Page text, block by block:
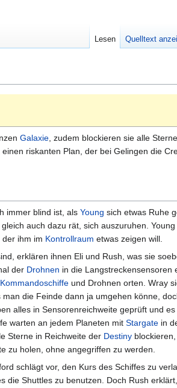
Galaxie, zudem blockieren sie alle
riskanten Plan, der bei Gelingen die
immer blind ist, als Young sich etwas Ruhe
auch dazu rät, sich auszuruhen.
ihm im Kontrollraum etwas zeigen will.
erklären ihnen Eli und Rush, was sie
der Drohnen in die Langstreckensensoren
Kommandoschiffeund Drohnen orten. Wray
die Feinde dann ja umgehen könne,
alles in Sensorenreichweite geprüft und
warten an jedem Planeten mit Stargatein
Sterne in Reichweite der Destinyblockieren,
zu holen, ohne angegriffen zu werden.
schlägt vor, den Kurs des Schiffes zu
die Shuttles zu benutzen. Doch Rush
Lesen Quelltext